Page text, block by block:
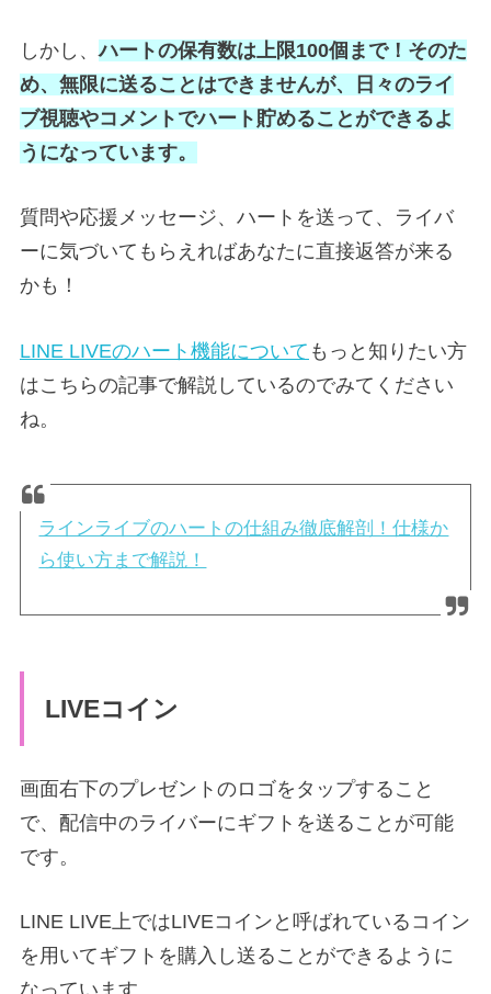
しかし、ハートの保有数は上限100個まで！そのた
め、無限に送ることはできませんが、日々のライ
ブ視聴やコメントでハート貯めることができるよ
うになっています。
質問や応援メッセージ、ハートを送って、ライバ
ーに気づいてもらえればあなたに直接返答が来る
かも！
LINE LIVEのハート機能について もっと知りたい方
はこちらの記事で解説しているのでみてください
ね。
ラインライブのハートの仕組み徹底解剖！仕様か
ら使い方まで解説！
LIVEコイン
画面右下のプレゼントのロゴをタップすること
で、配信中のライバーにギフトを送ることが可能
です。
LINE LIVE上ではLIVEコインと呼ばれているコイン
を用いてギフトを購入し送ることができるように